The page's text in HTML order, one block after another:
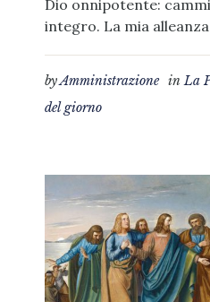
Dio onnipotente:
integro. La mia
byAmministrazione inLa
del giorno